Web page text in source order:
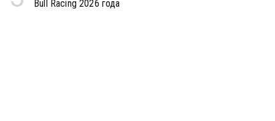
Bull Racing 2026 года